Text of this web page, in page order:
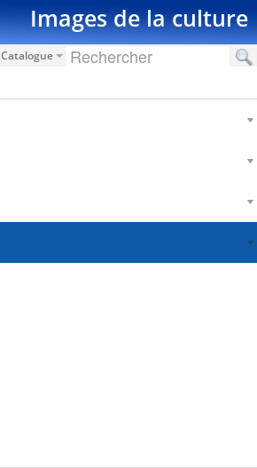
Images de la culture
Catalogue